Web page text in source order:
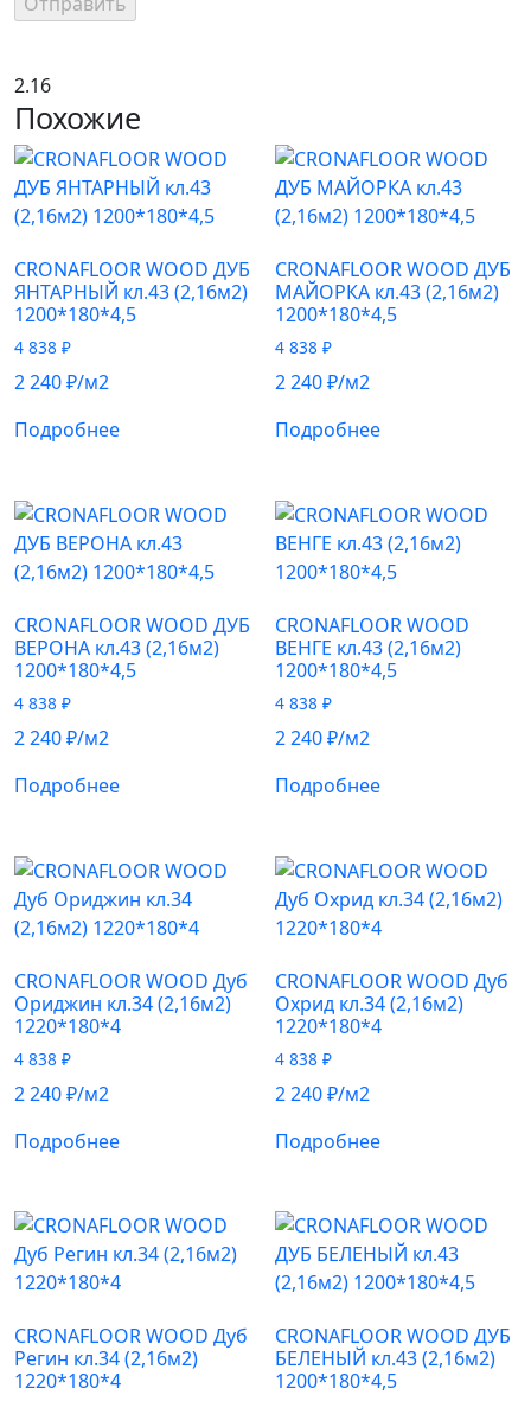
2.16
Похожие
CRONAFLOOR WOOD ДУБ
ЯНТАРНЫЙ кл.43 (2,16м2)
1200*180*4,5
4 838 ₽
2 240₽/м2
Подробнее
CRONAFLOOR WOOD ДУБ
МАЙОРКА кл.43 (2,16м2)
1200*180*4,5
4 838₽
2 240₽/м2
Подробнее
CRONAFLOOR WOOD ДУБ
ВЕРОНА кл.43 (2,16м2)
1200*180*4,5
4 838 ₽
2 240₽/м2
Подробнее
CRONAFLOOR WOOD
ВЕНГЕ кл.43 (2,16м2)
1200*180*4,5
4 838₽
2 240₽/м2
Подробнее
CRONAFLOOR WOOD Дуб
Ориджин кл.34 (2,16м2)
1220*180*4
4 838 ₽
2 240₽/м2
Подробнее
CRONAFLOOR WOOD Дуб
Охрид кл.34 (2,16м2)
1220*180*4
4 838₽
2 240₽/м2
Подробнее
CRONAFLOOR WOOD Дуб
Регин кл.34 (2,16м2)
1220*180*4
CRONAFLOOR WOOD ДУБ
БЕЛЕНЫЙ кл.43 (2,16м2)
1200*180*4,5